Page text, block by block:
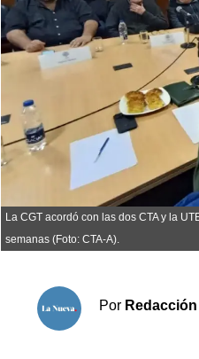
Sociedad y tiempo libre
El tiempo
Fúnebres
Clasificados
Horóscopo
Suplementos
La CGT acordó con las dos CTA y la
semanas (Foto: CTA-A).
Por